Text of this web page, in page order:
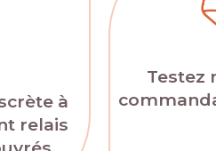
à
relais
Testez